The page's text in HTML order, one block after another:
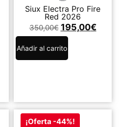
Siux Electra Pro Fire
Red 2026
350,00€ 195,00€
Añadir al carrito
¡Oferta -44%!